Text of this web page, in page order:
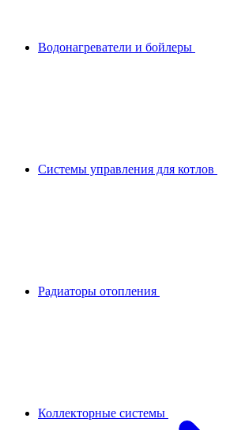
Водонагреватели и бойлеры
Системы управления для котлов
Радиаторы отопления
Коллекторные системы